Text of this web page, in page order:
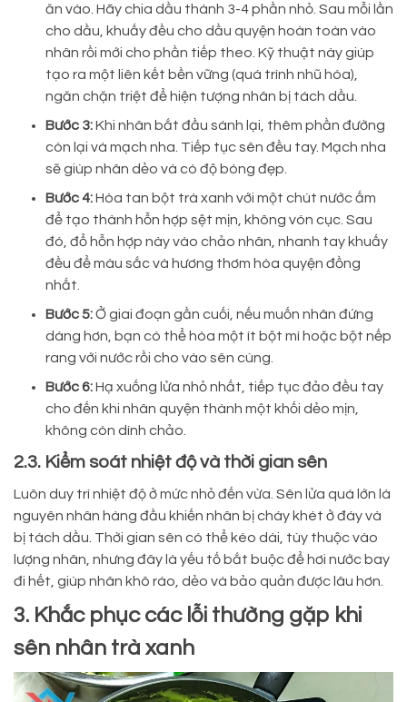
ăn vào. Hãy chia dầu thành 3-4 phần nhỏ. Sau mỗi lần
cho dầu, khuấy đều cho dầu quyện hoàn toàn vào
nhân rồi mới cho phần tiếp theo. Kỹ thuật này giúp
tạo ra một liên kết bền vững (quá trình nhũ hóa),
ngăn chặn triệt để hiện tượng nhân bị tách dầu.
Bước 3:Khi nhân bắt đầu sánh lại, thêm phần đường
còn lại và mạch nha. Tiếp tục sên đều tay. Mạch nha
sẽ giúp nhân dẻo và có độ bóng đẹp.
Bước 4:Hòa tan bột trà xanh với một chút nước ấm
để tạo thành hỗn hợp sệt mịn, không vón cục. Sau
đó, đổ hỗn hợp này vào chảo nhân, nhanh tay khuấy
đều để màu sắc và hương thơm hòa quyện đồng
nhất.
Bước 5:Ở giai đoạn gần cuối, nếu muốn nhân đứng
dáng hơn, bạn có thể hòa một ít bột mì hoặc bột nếp
rang với nước rồi cho vào sên cùng.
Bước 6:Hạ xuống lửa nhỏ nhất, tiếp tục đảo đều tay
cho đến khi nhân quyện thành một khối dẻo mịn,
không còn dính chảo.
2.3. Kiểm soát nhiệt độ và thời gian sên
Luôn duy trì nhiệt độ ở mức nhỏ đến vừa. Sên lửa quá lớn là
nguyên nhân hàng đầu khiến nhân bị cháy khét ở đáy và
bị tách dầu. Thời gian sên có thể kéo dài, tùy thuộc vào
lượng nhân, nhưng đây là yếu tố bắt buộc để hơi nước bay
đi hết, giúp nhân khô ráo, dẻo và bảo quản được lâu hơn.
3. Khắc phục các lỗi thường gặp khi
sên nhân trà xanh